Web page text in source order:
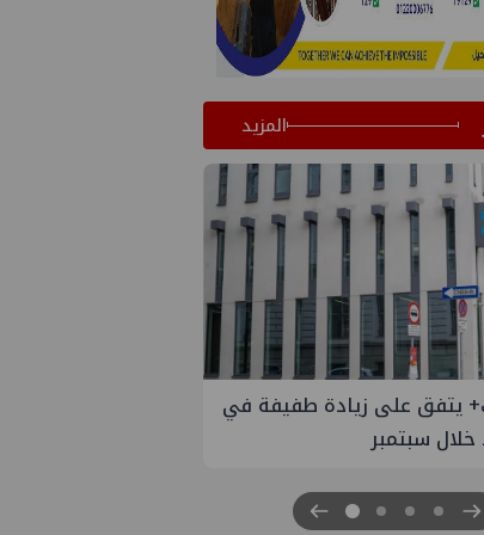
المزيد
في
إسدال الستار على النسخة الثانية من
"منتدى مصر للطاقة والصناعة 2026" بنجاح